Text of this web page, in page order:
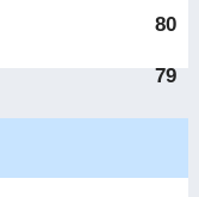
80
79